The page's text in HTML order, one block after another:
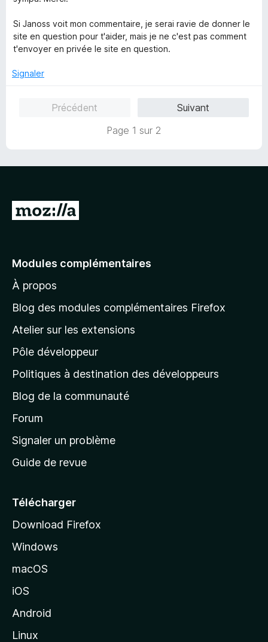
5
Si Janoss voit mon commentaire, je serai ravie de donner le
site en question pour t'aider, mais je ne c'est pas comment
t'envoyer en privée le site en question.
Signaler
Précédent
Suivant
Page 1 sur 2
A
e
à
l
p
a
g
d
a
c
e
l
d
o
z
Modules complémentaires
À propos
Blog des modules complémentaires Firefox
Atelier sur les extensions
Pôle développeur
Politiques à destination des développeurs
Blog de la communauté
Forum
Signaler un problème
Guide de revue
Télécharger
Download Firefox
Windows
macOS
iOS
Android
Linux